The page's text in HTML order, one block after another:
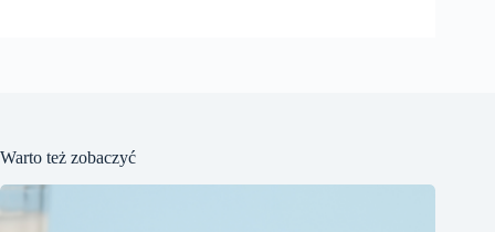
Warto też zobaczyć